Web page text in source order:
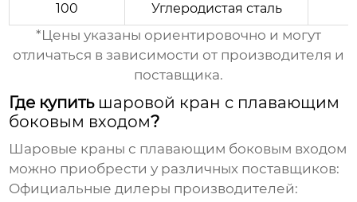
100 Углеродистая сталь
*Цены указаны ориентировочно и могут
отличаться в зависимости от производителя и
поставщика.
Где купить шаровой кран с плавающим
боковым входом?
Шаровые краны с плавающим боковым входом
можно приобрести у различных поставщиков:
Официальные дилеры производителей: